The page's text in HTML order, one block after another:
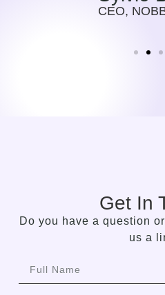
CEO,
Get In
Do you have a question
us a